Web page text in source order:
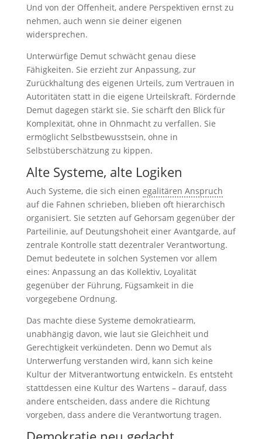
Und von der Offenheit, andere Perspektiven ernst zu
nehmen, auch wenn sie deiner eigenen
widersprechen.
Unterwürfige Demut schwächt genau diese
Fähigkeiten. Sie erzieht zur Anpassung, zur
Zurückhaltung des eigenen Urteils, zum Vertrauen in
Autoritäten statt in die eigene Urteilskraft. Fördernde
Demut dagegen stärkt sie. Sie schärft den Blick für
Komplexität, ohne in Ohnmacht zu verfallen. Sie
ermöglicht Selbstbewusstsein, ohne in
Selbstüberschätzung zu kippen.
Alte Systeme, alte Logiken
Auch Systeme, die sich einen egalitären Anspruch
auf die Fahnen schrieben, blieben oft hierarchisch
organisiert. Sie setzten auf Gehorsam gegenüber der
Parteilinie, auf Deutungshoheit einer Avantgarde, auf
zentrale Kontrolle statt dezentraler Verantwortung.
Demut bedeutete in solchen Systemen vor allem
eines: Anpassung an das Kollektiv, Loyalität
gegenüber der Führung, Fügsamkeit in die
vorgegebene Ordnung.
Das machte diese Systeme demokratiearm,
unabhängig davon, wie laut sie Gleichheit und
Gerechtigkeit verkündeten. Denn wo Demut als
Unterwerfung verstanden wird, kann sich keine
Kultur der Mitverantwortung entwickeln. Es entsteht
stattdessen eine Kultur des Wartens – darauf, dass
andere entscheiden, dass andere die Richtung
vorgeben, dass andere die Verantwortung tragen.